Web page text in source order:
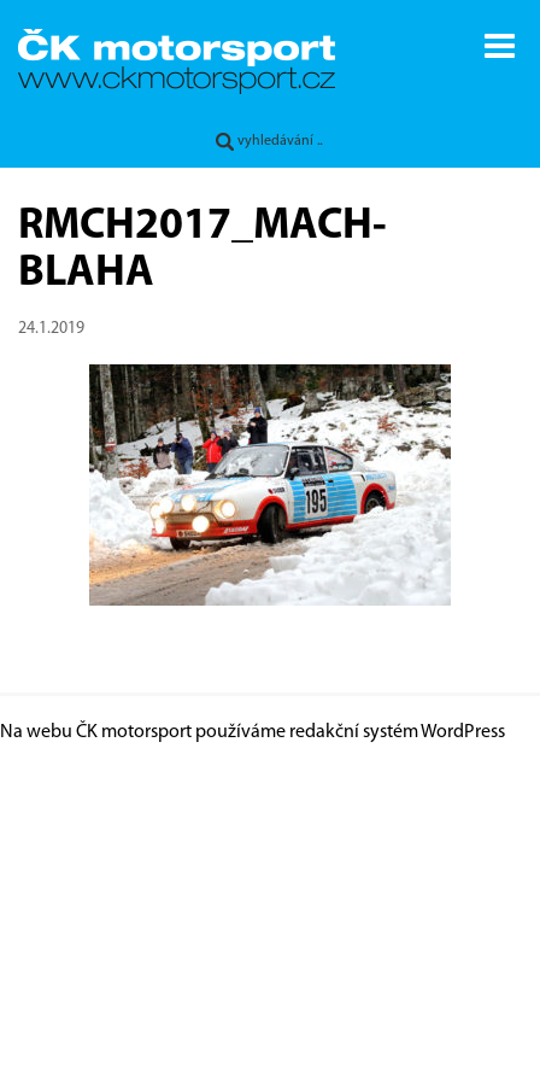
RMCH2017_MACH-
BLAHA
24.1.2019
Na webu ČK motorsport používáme redakční systémWordPress